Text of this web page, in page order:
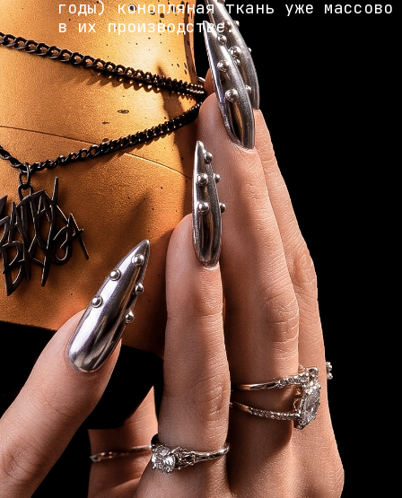
годы) конопляная ткань уже массово
в их производстве.